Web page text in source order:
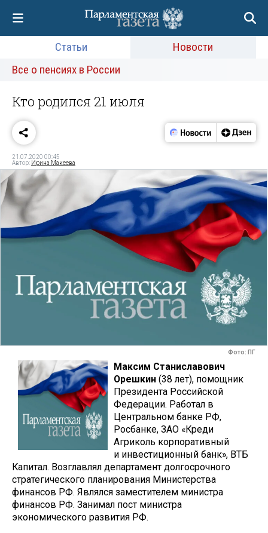
Статьи
Новости
Все о пенсиях в России
Кто родился 21 июля
21.07.2020 00:45
Автор: Ирина Макеева
Фото: ПГ
Максим Станиславович
Орешкин (38 лет), помощник
Президента Российской
Федерации. Работал в
Центральном банке РФ,
Росбанке, ЗАО «Креди
Агриколь корпоративный
и инвестиционный банк», ВТБ
Капитал. Возглавлял департамент долгосрочного
стратегического планирования Министерства
финансов РФ. Являлся заместителем министра
финансов РФ. Занимал пост министра
экономического развития РФ.